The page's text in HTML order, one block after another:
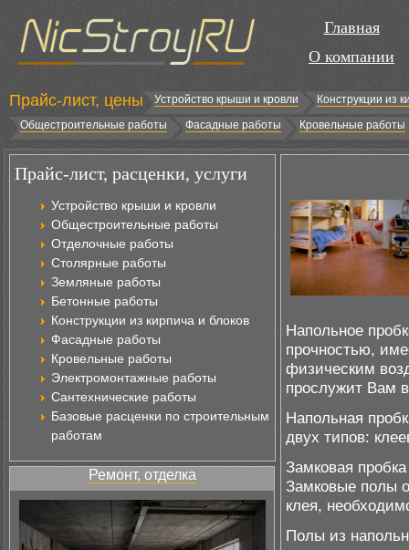
Главная
О компании
Прайс-лист, цены Устройство крыши и кровли
Конструкции из
Общестроительные работы
Фасадные работы Кровельные работы
Прайс-лист, расценки, услуги
Устройство крыши и кровли
Общестроительные работы
Отделочные работы
Столярные работы
Земляные работы
Бетонные работы
Конструкции из кирпича и блоков
Фасадные работы
Кровельные работы
Электромонтажные работы
Сантехнические работы
Базовые расценки по строительным
работам
Ремонт, отделка
Напольное
прочностью,
физическим
прослужит Вам
Напольная
двух типов:
Замковая
Замковые полы
клея,
Полы из